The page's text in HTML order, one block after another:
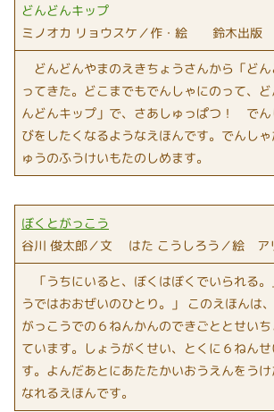
どんどんキップ
ミノオカ リョウスケ／作・絵 鈴木出版
どんどんやまのえきちょうさんから「ど
ってきた。どこまでもでんしゃにのって、
んどんキップ」で、さあしゅっぱつ！ でん
びをしたくなるようなえほんです。でんし
ゅうのふうけいもたのしめます。
ぼくとがっこう
谷川 俊太郎／文 はた こうしろう／絵 ア
「うちにいると、ぼくはぼくでいられる。
うではおおぜいのひとり。」 このえほんは
がっこうでの６ねんかんのできごととせい
ています。しょうがくせい、とくに６ねん
す。よんだあとにあたたかいおうえんをう
なれるえほんです。